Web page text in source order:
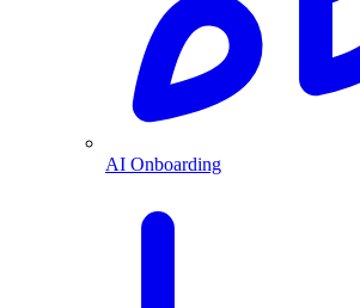
AI Onboarding